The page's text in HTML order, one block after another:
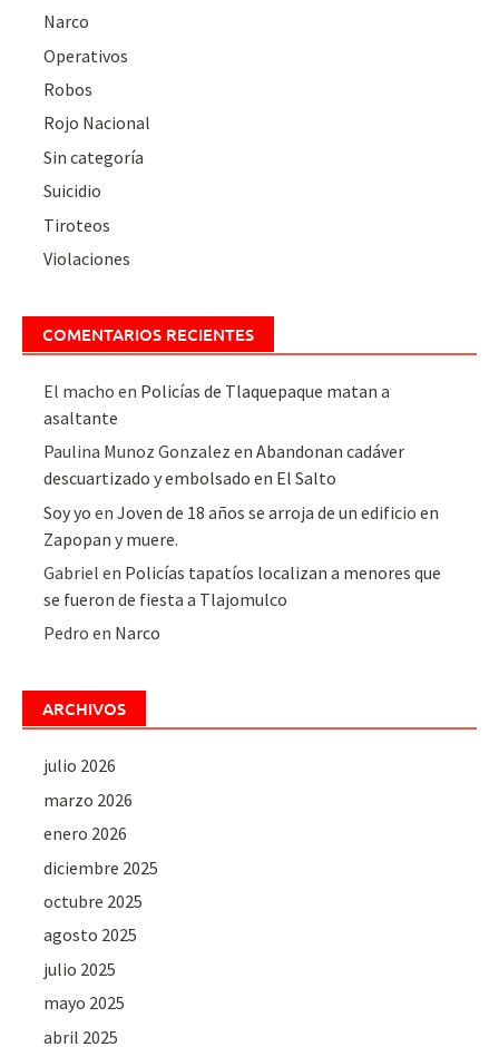
Narco
Operativos
Robos
Rojo Nacional
Sin categoría
Suicidio
Tiroteos
Violaciones
COMENTARIOS RECIENTES
El macho en Policías de Tlaquepaque matan a
asaltante
Paulina Munoz Gonzalez enAbandonan cadáver
descuartizado y embolsado en El Salto
Soy yo enJoven de 18 años se arroja de un edificio en
Zapopan y muere.
Gabriel en Policías tapatíos localizan a menores que
se fueron de fiesta a Tlajomulco
Pedro en Narco
ARCHIVOS
julio 2026
marzo 2026
enero 2026
diciembre 2025
octubre 2025
agosto 2025
julio 2025
mayo 2025
abril 2025